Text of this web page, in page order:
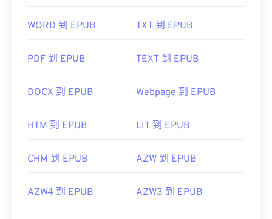
WORD 到 EPUB TXT 到 EPUB
PDF 到 EPUB TEXT 到 EPUB
DOCX 到 EPUB Webpage 到 EPUB
HTM 到 EPUB LIT 到 EPUB
CHM 到 EPUB AZW 到 EPUB
AZW4 到 EPUB AZW3 到 EPUB